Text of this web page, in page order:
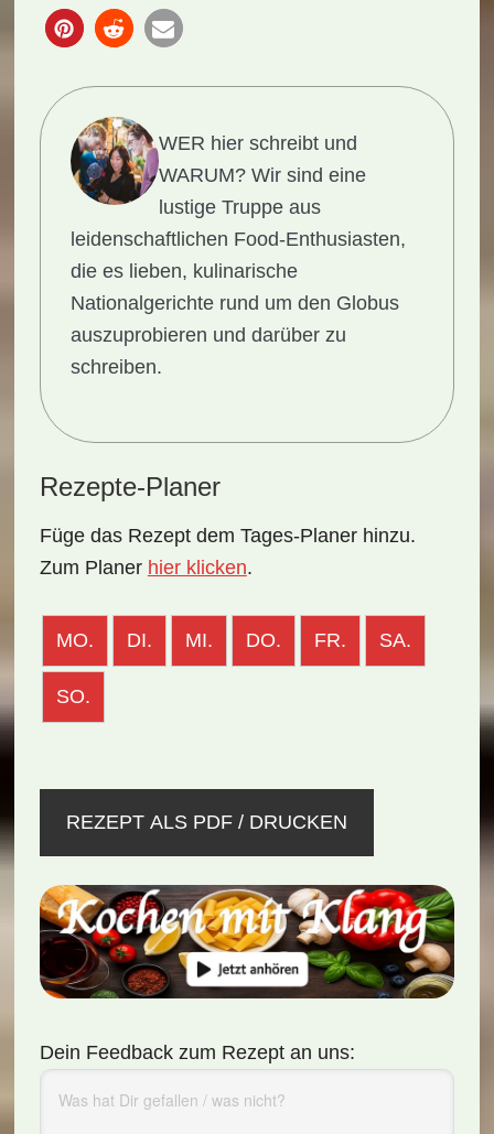
WER hier schreibt und
WARUM?Wir sind eine
lustige Truppe aus
leidenschaftlichen Food-Enthusiasten,
die es lieben, kulinarische
Nationalgerichte rund um den Globus
auszuprobieren und darüber zu
schreiben.
Rezepte-Planer
Füge das Rezept dem Tages-Planer hinzu.
Zum Planer hier klicken.
MO. DI. MI. DO. FR. SA.
SO.
REZEPT ALS PDF / DRUCKEN
Dein Feedback zum Rezept an uns: